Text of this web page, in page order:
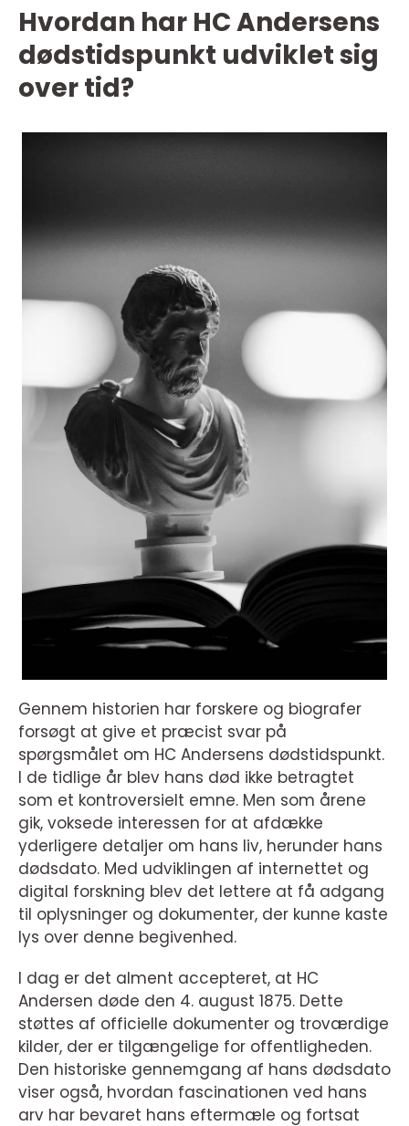
Hvordan har HC Andersens
dødstidspunkt udviklet sig
over tid?
Gennem historien har forskere og biografer
forsøgt at give et præcist svar på
spørgsmålet om HC Andersens dødstidspunkt.
I de tidlige år blev hans død ikke betragtet
som et kontroversielt emne. Men som årene
gik, voksede interessen for at afdække
yderligere detaljer om hans liv, herunder hans
dødsdato. Med udviklingen af internettet og
digital forskning blev det lettere at få adgang
til oplysninger og dokumenter, der kunne kaste
lys over denne begivenhed.
I dag er det alment accepteret, at HC
Andersen døde den 4. august 1875. Dette
støttes af officielle dokumenter og troværdige
kilder, der er tilgængelige for offentligheden.
Den historiske gennemgang af hans dødsdato
viser også, hvordan fascinationen ved hans
arv har bevaret hans eftermæle og fortsat